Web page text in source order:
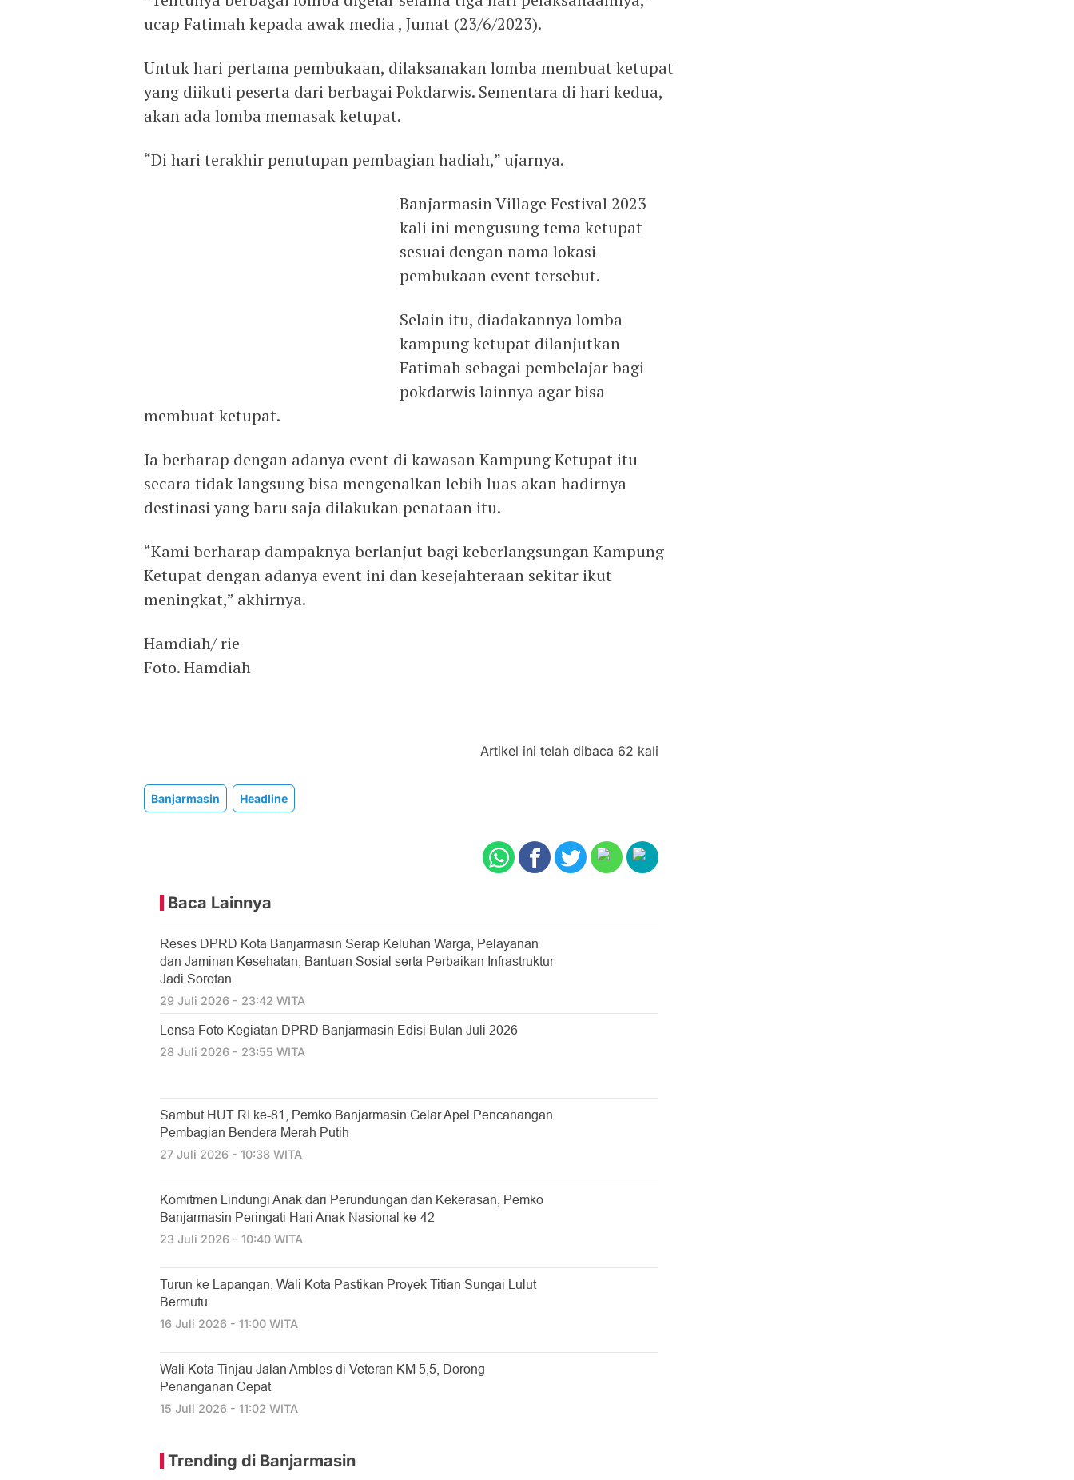
ucap Fatimah kepada awak media , Jumat (23/6/2023).
Untuk hari pertama pembukaan, dilaksanakan lomba membuat ketupat
yang diikuti peserta dari berbagai Pokdarwis. Sementara di hari kedua,
akan ada lomba memasak ketupat.
“Di hari terakhir penutupan pembagian hadiah,” ujarnya.
Banjarmasin Village Festival 2023
kali ini mengusung tema ketupat
sesuai dengan nama lokasi
pembukaan event tersebut.
Selain itu, diadakannya lomba
kampung ketupat dilanjutkan
Fatimah sebagai pembelajar bagi
pokdarwis lainnya agar bisa
membuat ketupat.
Ia berharap dengan adanya event di kawasan Kampung Ketupat itu
secara tidak langsung bisa mengenalkan lebih luas akan hadirnya
destinasi yang baru saja dilakukan penataan itu.
“Kami berharap dampaknya berlanjut bagi keberlangsungan Kampung
Ketupat dengan adanya event ini dan kesejahteraan sekitar ikut
meningkat,” akhirnya.
Hamdiah/ rie
Foto. Hamdiah
Artikel ini telah dibaca 62 kali
Banjarmasin Headline
Baca Lainnya
Reses DPRD Kota Banjarmasin Serap Keluhan Warga, Pelayanan
dan Jaminan Kesehatan, Bantuan Sosial serta Perbaikan Infrastruktur
Jadi Sorotan
29 Juli 2026 - 23:42 WITA
Lensa Foto Kegiatan DPRD Banjarmasin Edisi Bulan Juli 2026
28 Juli 2026 - 23:55 WITA
Sambut HUT RI ke-81, Pemko Banjarmasin Gelar Apel Pencanangan
Pembagian Bendera Merah Putih
27 Juli 2026 - 10:38 WITA
Komitmen Lindungi Anak dari Perundungan dan Kekerasan, Pemko
Banjarmasin Peringati Hari Anak Nasional ke-42
23 Juli 2026 - 10:40 WITA
Turun ke Lapangan, Wali Kota Pastikan Proyek Titian Sungai Lulut
Bermutu
16 Juli 2026 - 11:00 WITA
​Wali Kota Tinjau Jalan Ambles di Veteran KM 5,5, Dorong
Penanganan Cepat
15 Juli 2026 - 11:02 WITA
Trending di Banjarmasin